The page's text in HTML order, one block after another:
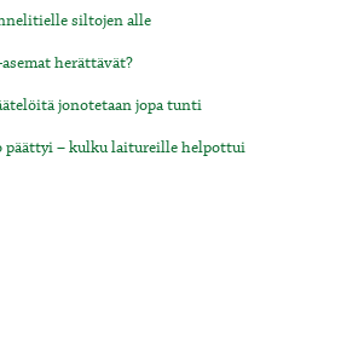
siltojen alle
herättävät?
jonotetaan jopa tunti
päättyi – kulku laitureille helpottui